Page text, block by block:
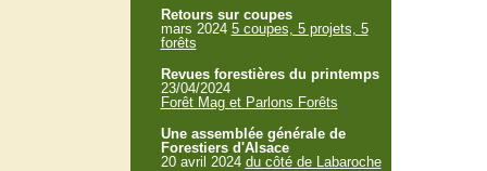
Retours sur coupes
mars 2024 5 coupes, 5 projets, 5
forêts
Revues forestières du printemps
23/04/2024
Forêt Mag et Parlons Forêts
Une assemblée générale de
Forestiers d'Alsace
20 avril 2024 du côté de Labaroche